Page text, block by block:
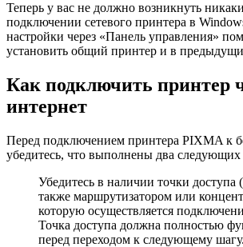
Теперь у вас не должно возникнуть
подключении сетевого принтера в
настройки через «Панель управления»
установить общий принтер и в
Как подключить принтер
интернет
Перед подключением принтера PIXMA к
убедитесь, что выполнены два следующих
Убедитесь в наличии точки доступа
также маршрутизатором или
которую осуществляется
Точка доступа должна полностью
перед переходом к следующему шагу.